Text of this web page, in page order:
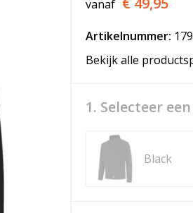
vanaf
Artikelnummer:
Bekijk alle
1. Selecteer
Black